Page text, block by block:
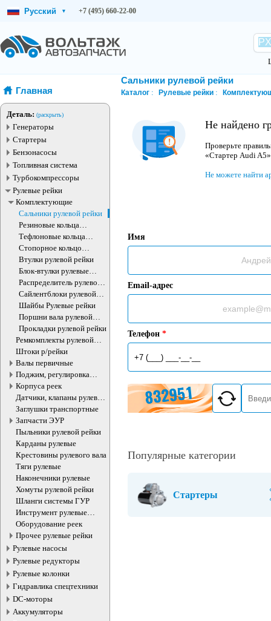
Русский ▾ +7 (495) 660-22-00
Главная
Деталь: (раскрыть)
Генераторы
Стартеры
Бензонасосы
Топливная система
Турбокомпрессоры
Рулевые рейки
Комплектующие
Сальники рулевой рейки
Резиновые кольца
рулевой рейки
Тефлоновые кольца
рулевой рейки
Стопорное кольцо
рулевого агрегата
Втулки рулевой рейки
Блок-втулки рулевые
рейки
Распределитель рулевой
рейки
Сайлентблоки рулевой
рейки
Шайбы Рулевые рейки
Поршни вала рулевой
рейки
Прокладки рулевой рейки
Ремкомплекты рулевой
рейки
Штоки р/рейки
Валы первичные
Поджим, регулировка
рулевые рейки
Корпуса реек
Датчики, клапаны рулевой
рейки
Заглушки транспортные
Запчасти ЭУР
Пыльники рулевой рейки
Карданы рулевые
Крестовины рулевого вала
Тяги рулевые
Наконечники рулевые
Хомуты рулевой рейки
Шланги системы ГУР
Инструмент рулевые
рейки
Оборудование реек
Прочее рулевые рейки
Рулевые насосы
Рулевые редукторы
Рулевые колонки
Гидравлика спецтехники
DC-моторы
Аккумуляторы
Сальники рулевой рейки
Каталог Рулевые рейки
Не найдено
Проверьте
«Стартер Audi
Не можете найти
Имя
Email-адрес
Телефон *
Популярные категории
Стартеры